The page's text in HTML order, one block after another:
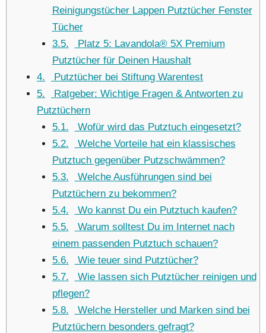
Reinigungstücher Lappen Putztücher Fenster
Tücher
3.5
Platz 5: Lavandola® 5X Premium
Putztücher für Deinen Haushalt
4
Putztücher bei Stiftung Warentest
5
Ratgeber: Wichtige Fragen & Antworten zu
Putztüchern
5.1
Wofür wird das Putztuch eingesetzt?
5.2
Welche Vorteile hat ein klassisches
Putztuch gegenüber Putzschwämmen?
5.3
Welche Ausführungen sind bei
Putztüchern zu bekommen?
5.4
Wo kannst Du ein Putztuch kaufen?
5.5
Warum solltest Du im Internet nach
einem passenden Putztuch schauen?
5.6
Wie teuer sind Putztücher?
5.7
Wie lassen sich Putztücher reinigen und
pflegen?
5.8
Welche Hersteller und Marken sind bei
Putztüchern besonders gefragt?